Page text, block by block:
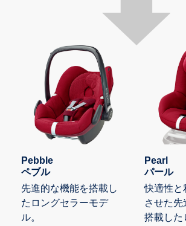
Pebble
ペブル
先進的な機能を搭載し
たロングセラーモデ
ル。
Pearl
パール
快適性と
させた先
搭載した